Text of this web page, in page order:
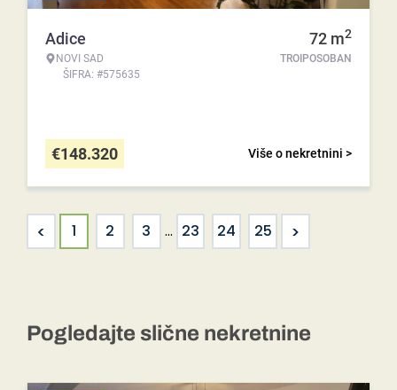
Adice
NOVI SAD
ŠIFRA: #575635
72 m2
TROIPOSOBAN
Više o nekretnini >
€148.320
< 1 2 3 ... 23 24 25 >
Pogledajte slične nekretnine